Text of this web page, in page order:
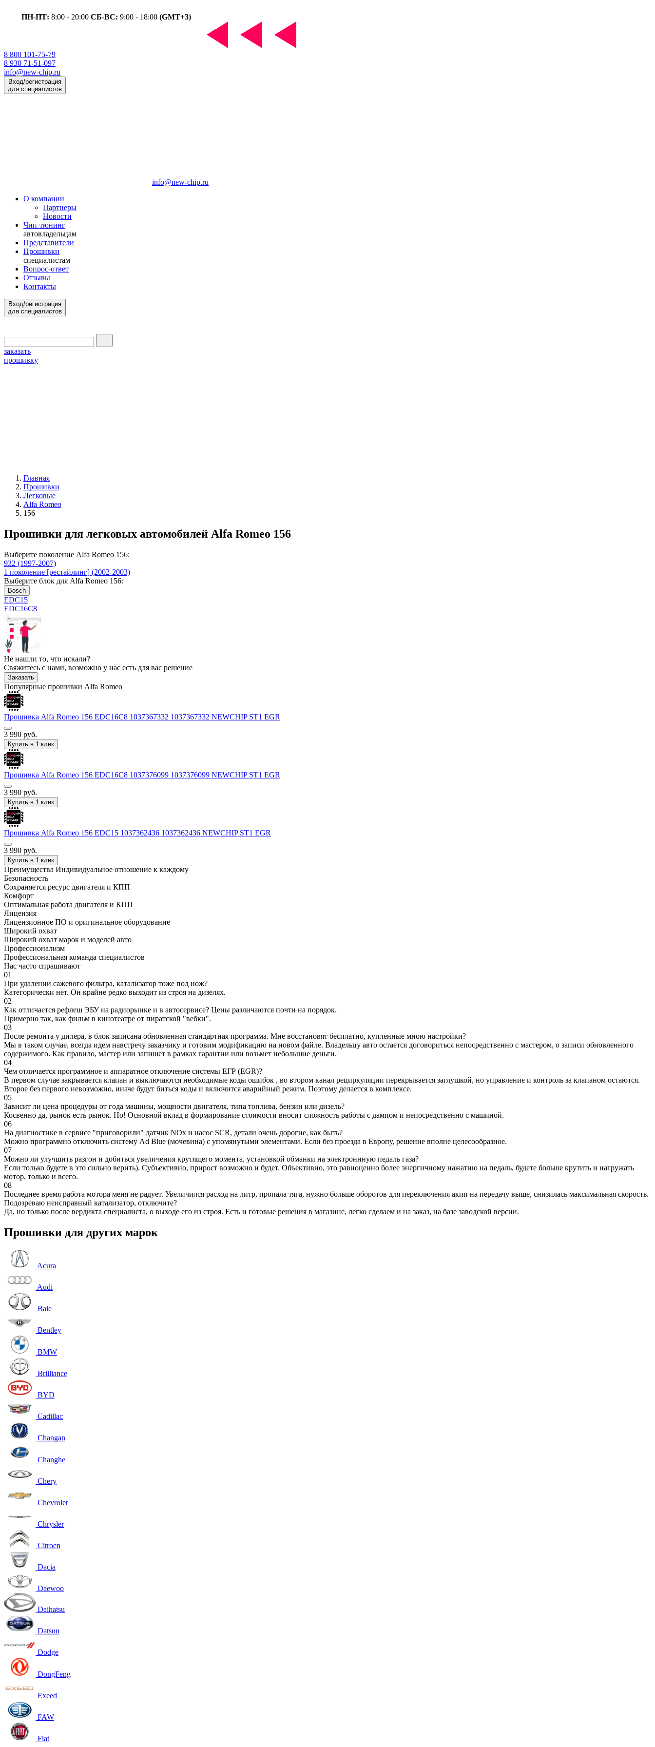
ПН-ПТ: 8:00 - 20:00 СБ-ВС: 9:00 - 18:00 (GMT+3)
8 800 101-75-79
8 930 71-51-097
info@new-chip.ru
Вход/регистрация
для специалистов
info@new-chip.ru
О компании
Партнеры
Новости
Чип-тюнинг
автовладельцам
Представители
Прошивки
специалистам
Вопрос-ответ
Отзывы
Контакты
Вход/регистрация
для специалистов
заказать
прошивку
Главная
Прошивки
Легковые
Alfa Romeo
156
Прошивки для легковых автомобилей Alfa Romeo 156
Выберите поколение Alfa Romeo 156:
932 (1997-2007)
1 поколение [рестайлинг] (2002-2003)
Выберите блок для Alfa Romeo 156:
Bosch
EDC15
EDC16C8
Не нашли то, что искали?
Свяжитесь с нами, возможно у нас есть для вас решение
Заказать
Популярные прошивки Alfa Romeo
Прошивка Alfa Romeo 156 EDC16C8 1037367332 1037367332 NEWCHIP ST1 EGR
3 990 руб.
Купить в 1 клик
Прошивка Alfa Romeo 156 EDC16C8 1037376099 1037376099 NEWCHIP ST1 EGR
3 990 руб.
Купить в 1 клик
Прошивка Alfa Romeo 156 EDC15 1037362436 1037362436 NEWCHIP ST1 EGR
3 990 руб.
Купить в 1 клик
Преимущества Индивидуальное отношение к каждому
Безопасность
Сохраняется ресурс двигателя и КПП
Комфорт
Оптимальная работа двигателя и КПП
Лицензия
Лицензионное ПО и оригинальное оборудование
Широкий охват
Широкий охват марок и моделей авто
Профессионализм
Профессиональная команда специалистов
Нас часто спрашивают
01
При удалении сажевого фильтра, катализатор тоже под нож?
Категорически нет. Он крайне редко выходит из строя на дизелях.
02
Как отличается рефлеш ЭБУ на радиорынке и в автосервисе? Цены различаются почти на порядок.
Примерно так, как фильм в кинотеатре от пиратской "вебки".
03
После ремонта у дилера, в блок записана обновленная стандартная программа. Мне восстановят бесплатно, купленные мною настройки?
Мы в таком случае, всегда идем навстречу заказчику и готовим модификацию на новом файле. Владельцу авто остается договориться непосредственно с мастером, о записи обновленного
содержимого. Как правило, мастер или запишет в рамках гарантии или возьмет небольшие деньги.
04
Чем отличается программное и аппаратное отключение системы ЕГР (EGR)?
В первом случае закрывается клапан и выключаются необходимые коды ошибок , во втором канал рециркуляции перекрывается заглушкой, но управление и контроль за клапаном остаются.
Второе без первого невозможно, иначе будут биться коды и включится аварийный режим. Поэтому делается в комплексе.
05
Зависит ли цена процедуры от года машины, мощности двигателя, типа топлива, бензин или дизель?
Косвенно да, рынок есть рынок. Но! Основной вклад в формирование стоимости вносит сложность работы с дампом и непосредственно с машиной.
06
На диагностике в сервисе "приговорили" датчик NOx и насос SCR, детали очень дорогие, как быть?
Можно программно отключить систему Ad Blue (мочевина) с упомянутыми элементами. Если без проезда в Европу, решение вполне целесообразное.
07
Можно ли улучшить разгон и добиться увеличения крутящего момента, установкой обманки на электроннную педаль газа?
Если только будете в это сильно верить). Субъективно, прирост возможно и будет. Объективно, это равноценно более энергичному нажатию на педаль, будете больше крутить и нагружать
мотор, только и всего.
08
Последнее время работа мотора меня не радует. Увеличился расход на литр, пропала тяга, нужно больше оборотов для переключения акпп на передачу выше, снизилась максимальная скорость.
Подозреваю неисправный катализатор, отключите?
Да, но только после вердикта специалиста, о выходе его из строя. Есть и готовые решения в магазине, легко сделаем и на заказ, на базе заводской версии.
Прошивки для других марок
Acura
Audi
Baic
Bentley
BMW
Brilliance
BYD
Cadillac
Changan
Changhe
Chery
Chevrolet
Chrysler
Citroen
Dacia
Daewoo
Daihatsu
Datsun
Dodge
DongFeng
Exeed
FAW
Fiat